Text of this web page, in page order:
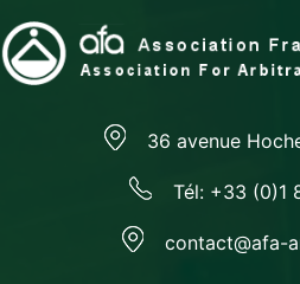
36 avenue
Tél: +33 (0)1
contact@afa-